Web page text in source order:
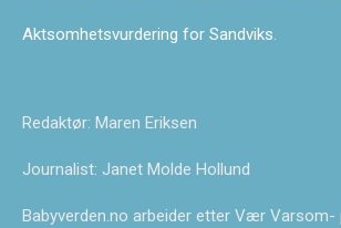
Aktsomhetsvurdering for Sandviks.
Redaktør: Maren Eriksen
Journalist: Janet Molde Hollund
Babyverden.no arbeider etter Vær Varsom-